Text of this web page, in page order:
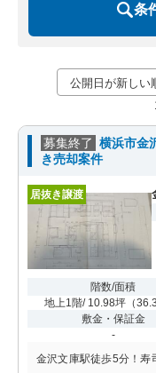
条
募集終了 横浜市金
き売却案件
居抜き譲渡
階数/面積
地上1階/ 10.98坪（
敷金・保証金
-
金沢文庫駅徒歩5分！寿